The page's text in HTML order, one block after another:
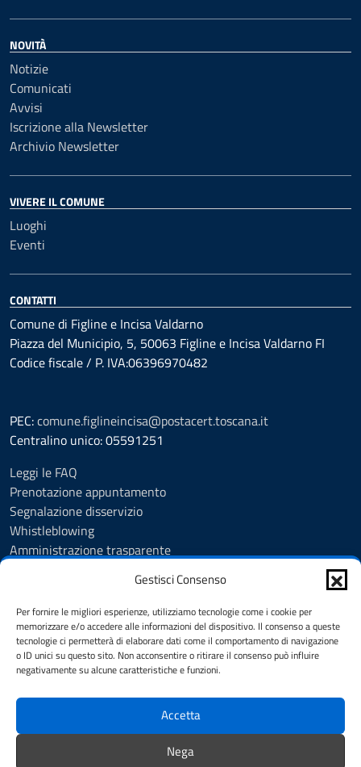
Gestisci Consenso
Per fornire le migliori esperienze, utilizziamo tecnologie come i cookie per
memorizzare e/o accedere alle informazioni del dispositivo. Il consenso a queste
tecnologie ci permetterà di elaborare dati come il comportamento di navigazione
o ID unici su questo sito. Non acconsentire o ritirare il consenso può influire
negativamente su alcune caratteristiche e funzioni.
Accetta
Nega
NOVITÀ
Notizie
Comunicati
Avvisi
Iscrizione alla Newsletter
Archivio Newsletter
VIVERE IL COMUNE
Luoghi
Eventi
CONTATTI
Comune di Figline e Incisa Valdarno
Piazza del Municipio, 5, 50063 Figline e Incisa Valdarno FI
Codice fiscale / P. IVA:06396970482
PEC:comune.figlineincisa@postacert.toscana.it
Centralino unico: 05591251
Leggi le FAQ
Prenotazione appuntamento
Segnalazione disservizio
Whistleblowing
Amministrazione trasparente
Albo Pretorio
Cookie Policy
Informativa privacy
Dichiarazione di accessibilità
SEGUICI SU